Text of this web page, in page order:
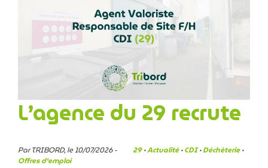
L’agence du 29 recrute
Par TRIBORD, le 10/07/2026 - 29·Actualité·CDI·Déchèterie·
Offres d'emploi